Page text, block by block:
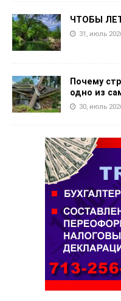
ЧТОБЫ
31, июль
Почему
одно из
30, июль